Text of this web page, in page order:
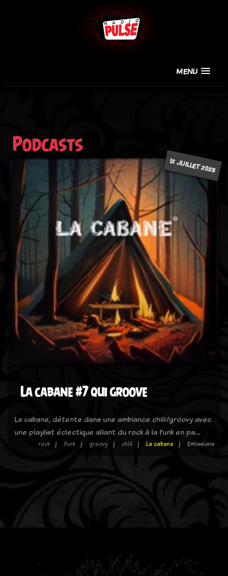
MENU
Podcasts
12 JUILLET 2023
La cabane #7 qui groove
La cabane, détente dans une ambiance chill/groovy avec
une playlist éclectique allant du rock à la funk en pa…
rock funk groovy chill La cabane Emissions